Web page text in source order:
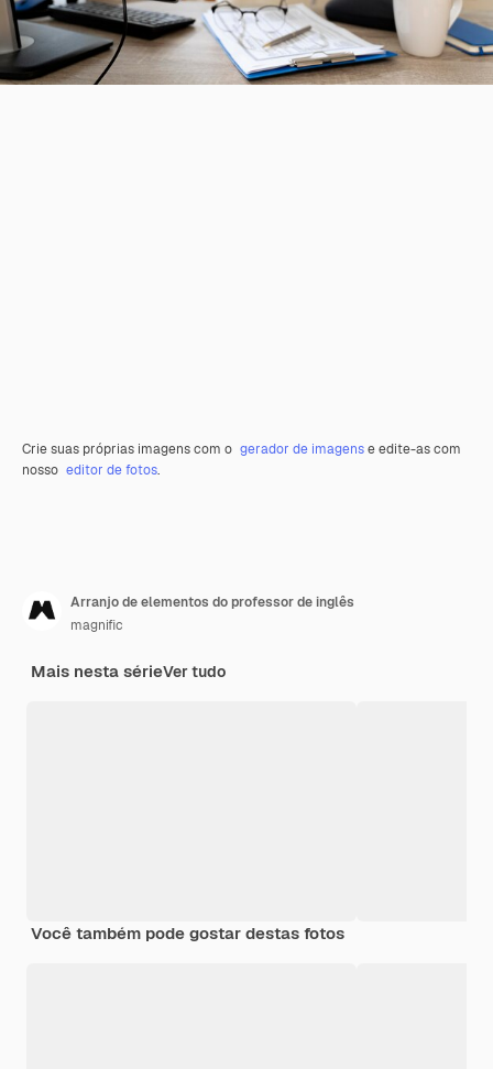
Crie suas próprias imagens com o gerador de imagense edite-as com
nosso editor de fotos.
Arranjo de elementos do professor de inglês
magnific
Mais nesta sérieVer tudo
Você também pode gostar destas fotos